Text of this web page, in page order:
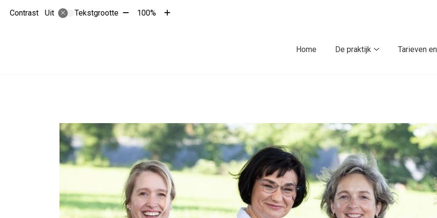
Contrast Uit Tekstgrootte Tekst100%
Tekst
Home
De praktijk
Tarieven